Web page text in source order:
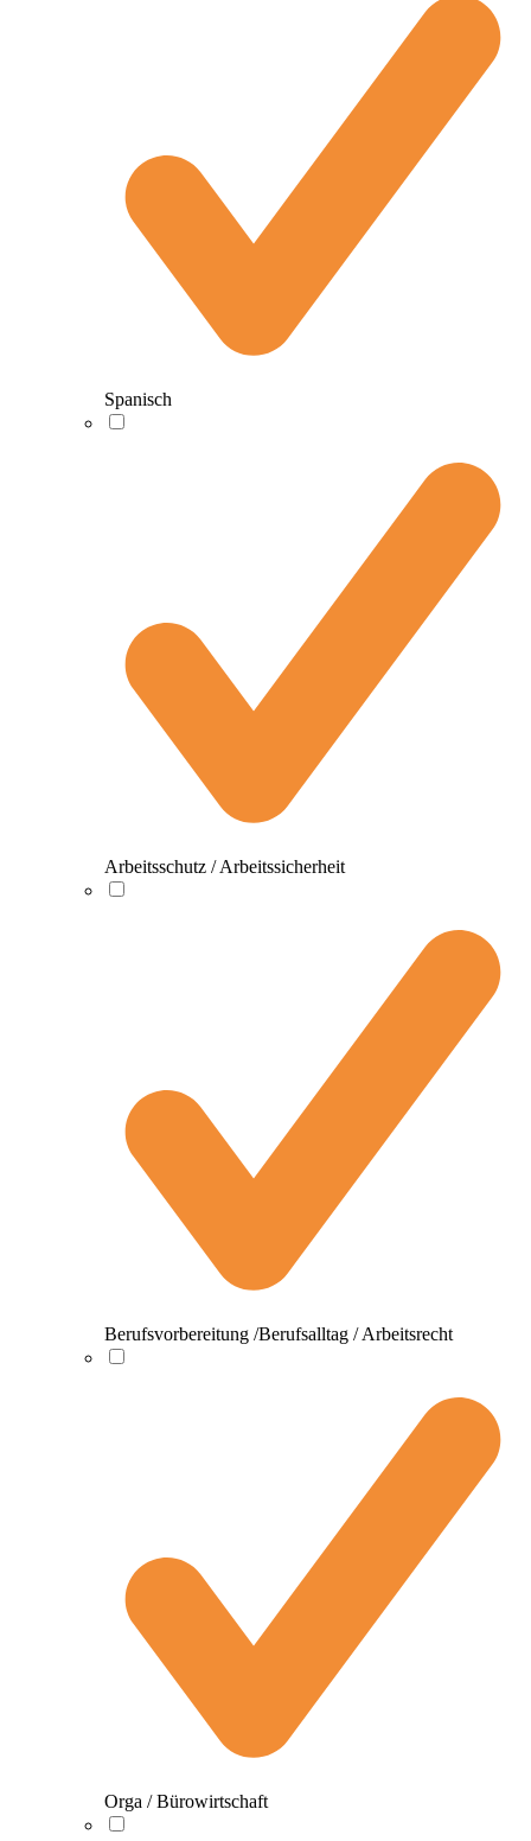
Spanisch
Arbeitsschutz / Arbeitssicherheit
Berufsvorbereitung /Berufsalltag / Arbeitsrecht
Orga / Bürowirtschaft